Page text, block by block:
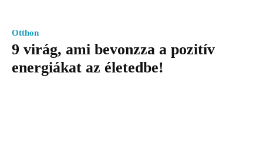
Otthon
9 virág, ami bevonzza a pozitív
energiákat az életedbe!